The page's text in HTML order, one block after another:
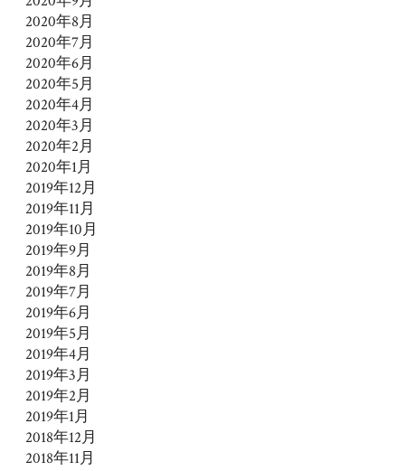
2020年8月
2020年7月
2020年6月
2020年5月
2020年4月
2020年3月
2020年2月
2020年1月
2019年12月
2019年11月
2019年10月
2019年9月
2019年8月
2019年7月
2019年6月
2019年5月
2019年4月
2019年3月
2019年2月
2019年1月
2018年12月
2018年11月